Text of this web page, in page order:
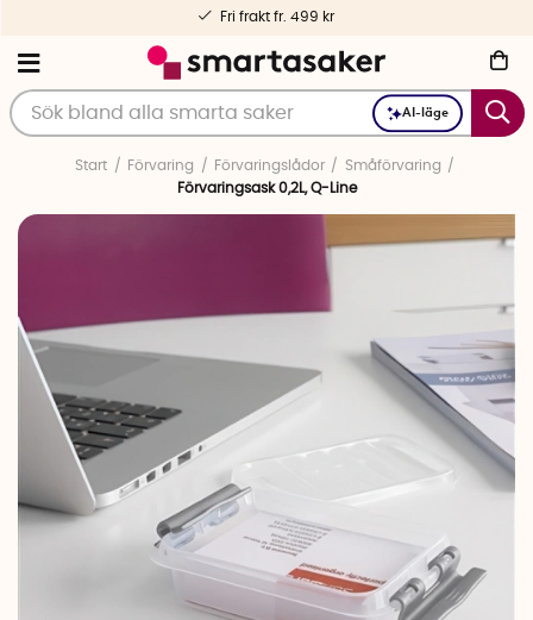
AI-läge
Fri frakt fr. 499 kr
Start Förvaring Förvaringslådor
Småförvaring
Förvaringsask 0,2L, Q-Line